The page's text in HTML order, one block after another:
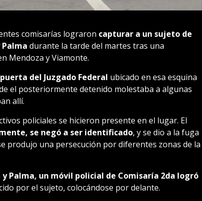
comisarías lograron capturar a un sujeto de
durante la tarde del martes tras una
Mendoza y Viamonte.
del Juzgado Federal ubicado en esa esquina
el posteriormente detenido molestaba a algunas
allí.
policiales se hicieron presente en el lugar. El
se negó a ser identificado, y se dio a la fuga
produjo una persecución por diferentes zonas de la
Palma, un móvil policial de Comisaría 2da logró
por el sujeto, colocándose por delante.